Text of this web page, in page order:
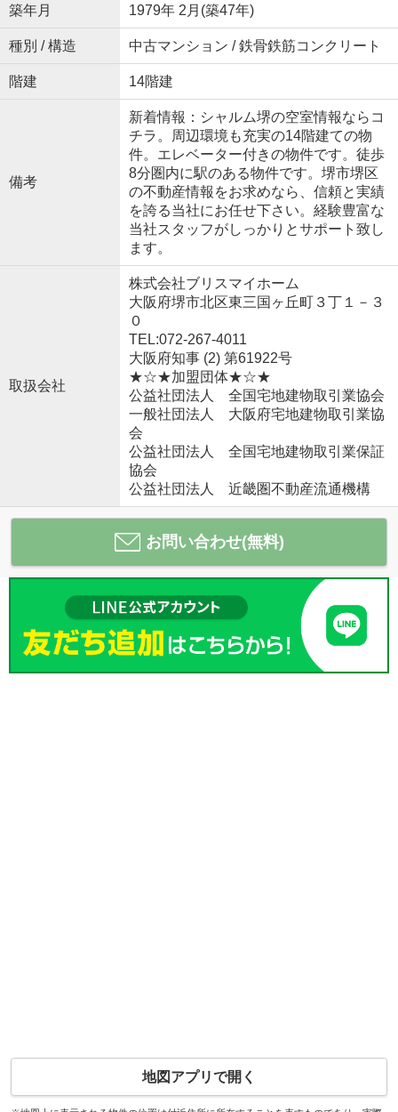
築年月 1979年 2月(築47年)
種別 / 構造 中古マンション / 鉄骨鉄筋コンクリート
階建 14階建
備考
新着情報：シャルム堺の空室情報ならコ
チラ。周辺環境も充実の14階建ての物
件。エレベーター付きの物件です。徒歩
8分圏内に駅のある物件です。堺市堺区
の不動産情報をお求めなら、信頼と実績
を誇る当社にお任せ下さい。経験豊富な
当社スタッフがしっかりとサポート致し
ます。
取扱会社
株式会社ブリスマイホーム
大阪府堺市北区東三国ヶ丘町３丁１－３
０
TEL:072-267-4011
大阪府知事 (2) 第61922号
★☆★加盟団体★☆★
公益社団法人 全国宅地建物取引業協会
一般社団法人 大阪府宅地建物取引業協
会
公益社団法人 全国宅地建物取引業保証
協会
公益社団法人 近畿圏不動産流通機構
お問い合わせ(無料)
地図アプリで開く